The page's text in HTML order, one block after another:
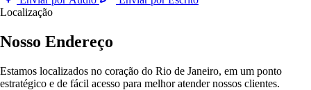
Localização
Nosso Endereço
Estamos localizados no coração do Rio de Janeiro, em um ponto
estratégico e de fácil acesso para melhor atender nossos clientes.